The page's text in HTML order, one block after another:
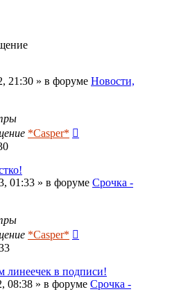
21:30 » в форуме Новости,
*Casper*
01:33 » в форуме Срочка -
*Casper*
в подписи!
08:38 » в форуме Срочка -